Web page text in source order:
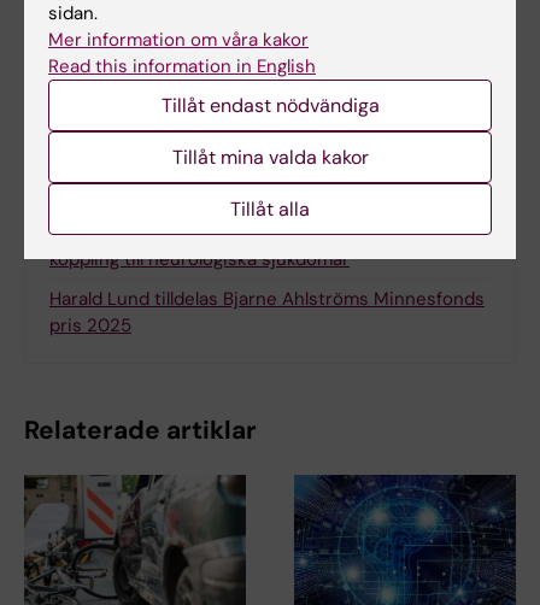
Dela
Relaterat
Nya insikter om åldrande mikroglia och dess
koppling till neurologiska sjukdomar
Harald Lund tilldelas Bjarne Ahlströms Minnesfonds
pris 2025
Relaterade artiklar
sidan.
Mer information om våra kakor
Read this information in English
Tillåt endast nödvändiga
Tillåt mina valda kakor
Tillåt alla